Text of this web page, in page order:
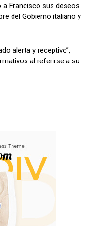
a Francisco sus deseos
del Gobierno italiano y
alerta y receptivo”,
al referirse a su